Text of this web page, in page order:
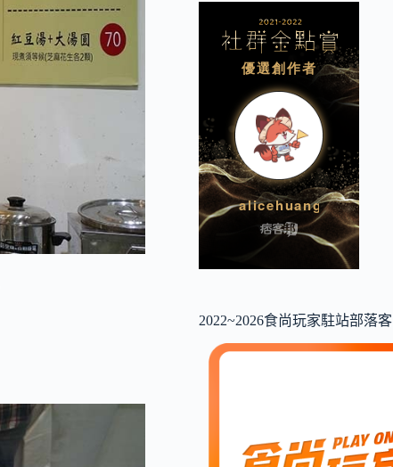
2022~2026食尚玩家駐站部落客